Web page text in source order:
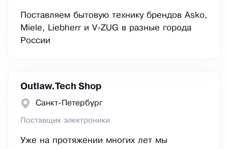
Поставляем бытовую технику брендов Asko,
Miele, Liebherr и V-ZUG в разные города
России
Outlaw.Tech Shop
Санкт-Петербург
Поставщик электроники
Уже на протяжении многих лет мы